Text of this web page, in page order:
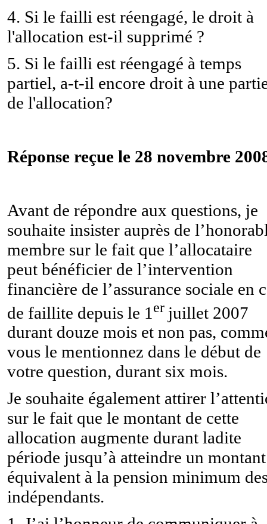
4. Si le failli est réengagé, le droit à
l'allocation est-il supprimé ?
5. Si le failli est réengagé à temps
partiel, a-t-il encore droit à une
de l'allocation?
Réponse reçue le 28 novembre
Avant de répondre aux questions, je
souhaite insister auprès de
membre sur le fait que l’allocataire
peut bénéficier de l’intervention
financière de l’assurance sociale en
de faillite depuis le 1 er juillet 2007
durant douze mois et non pas,
vous le mentionnez dans le début de
votre question, durant six mois.
Je souhaite également attirer
sur le fait que le montant de cette
allocation augmente durant ladite
période jusqu’à atteindre un montant
équivalent à la pension minimum
indépendants.